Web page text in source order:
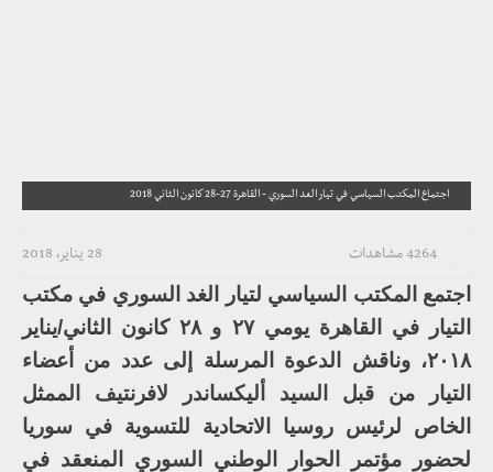
اجتماع المكتب السياسي في تيار الغد السوري - القاهرة 27-28 كانون الثاني 2018
28 يناير، 2018 4264 مشاهدات
اجتمع المكتب السياسي لتيار الغد السوري في مكتب
التيار في القاهرة يومي ٢٧ و ٢٨ كانون الثاني/يناير
٢٠١٨، وناقش الدعوة المرسلة إلى عدد من أعضاء
التيار من قبل السيد أليكساندر لافرنتيف الممثل
الخاص لرئيس روسيا الاتحادية للتسوية في سوريا
لحضور مؤتمر الحوار الوطني السوري المنعقد في